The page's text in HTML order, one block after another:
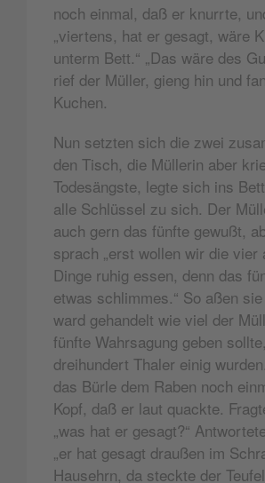
noch einmal, daß er knurrte,
„viertens, hat er gesagt, wäre
unterm Bett.“ „Das wäre des
rief der Müller, gieng hin und
Kuchen.
Nun setzten sich die zwei
den Tisch, die Müllerin aber
Todesängste, legte sich ins
alle Schlüssel zu sich. Der
auch gern das fünfte gewußt,
sprach „erst wollen wir die vier
Dinge ruhig essen, denn das
etwas schlimmes.“ So aßen
ward gehandelt wie viel der
fünfte Wahrsagung geben
dreihundert Thaler einig
das Bürle dem Raben noch
Kopf, daß er laut quackte.
„was hat er gesagt?“
„er hat gesagt draußen im
Hausehrn, da steckte der